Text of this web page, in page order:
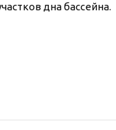
дна бассейна.